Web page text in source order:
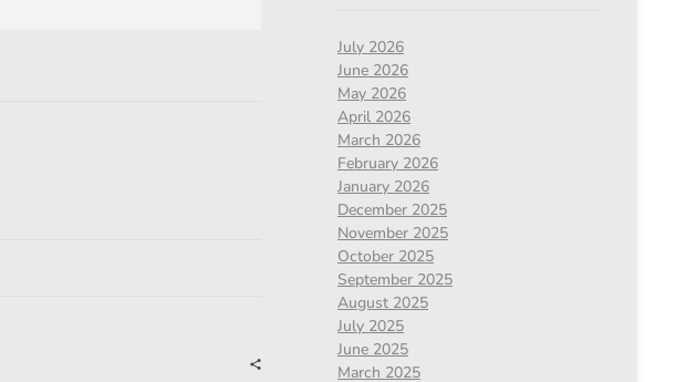
July 2026
June 2026
May 2026
April 2026
March 2026
February 2026
January 2026
December 2025
November 2025
October 2025
September 2025
August 2025
July 2025
June 2025
March 2025